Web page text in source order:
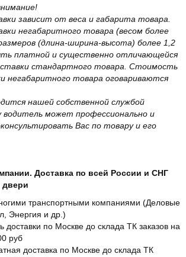
зависит от веса и габарита товара.
негабаритного товара (весом более
(длина-ширина-высота) более 1,2
платной и существенно отличающейся
стандартного товара. Стоимость
негабаритного товара оговариваются
нашей собственной службой
водитель может профессионально и
Вас по товару и его
Доставка по всей России и СНГ
двери
транспортными компаниями (Деловые
Энергия и др.)
доставки по Москве до склада ТК заказов на
руб
доставка по Москве до склада ТК